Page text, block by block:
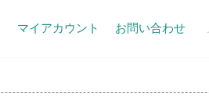
マイアカウント お問い合わせ